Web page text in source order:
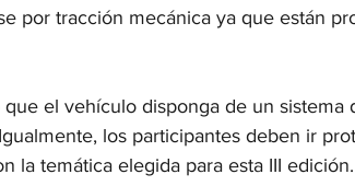
por tracción mecánica ya que están
el vehículo disponga de un sistema
los participantes deben ir
la temática elegida para esta III edición.